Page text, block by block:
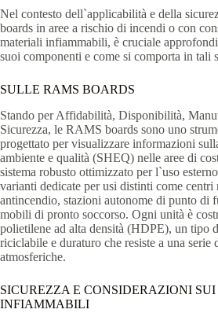
Nel contesto dell`applicabilità e della
boards in aree a rischio di incendi o con
materiali infiammabili, è cruciale
suoi componenti e come si comporta in tali
SULLE RAMS BOARDS
Stando per Affidabilità, Disponibilità,
Sicurezza, le RAMS boards sono uno
progettato per visualizzare informazioni
ambiente e qualità (SHEQ) nelle aree di
sistema robusto ottimizzato per l`uso
varianti dedicate per usi distinti come centri
antincendio, stazioni autonome di punto di
mobili di pronto soccorso. Ogni unità è
polietilene ad alta densità (HDPE), un tipo
riciclabile e duraturo che resiste a una serie
atmosferiche.
SICUREZZA E CONSIDERAZIONI
INFIAMMABILI